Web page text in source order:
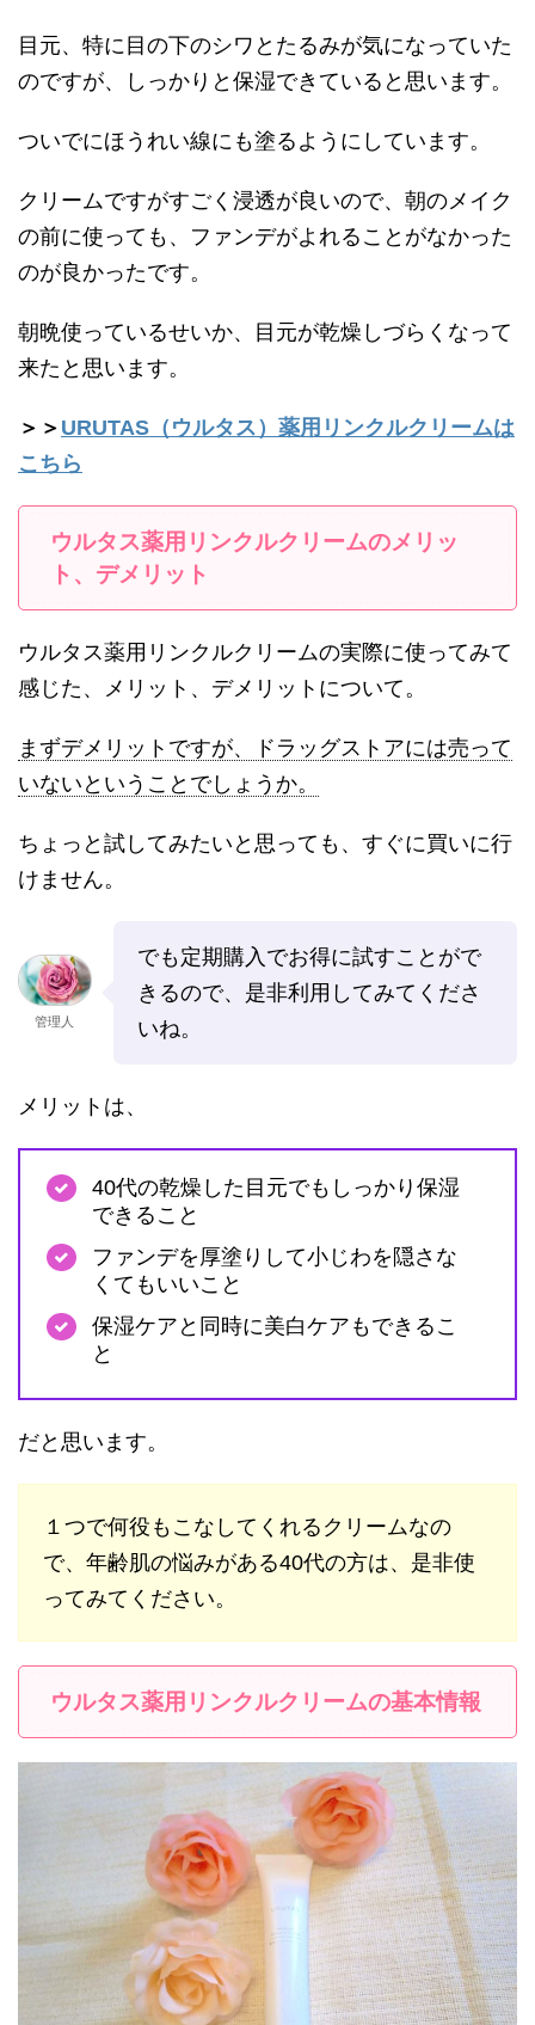
目元、特に目の下のシワとたるみが気になっていた
のですが、しっかりと保湿できていると思います。
ついでにほうれい線にも塗るようにしています。
クリームですがすごく浸透が良いので、朝のメイク
の前に使っても、ファンデがよれることがなかった
のが良かったです。
朝晩使っているせいか、目元が乾燥しづらくなって
来たと思います。
＞＞ URUTAS（ウルタス）薬用リンクルクリームは
こちら
ウルタス薬用リンクルクリームのメリッ
ト、デメリット
ウルタス薬用リンクルクリームの実際に使ってみて
感じた、メリット、デメリットについて。
まずデメリットですが、ドラッグストアには売って
いないということでしょうか。
ちょっと試してみたいと思っても、すぐに買いに行
けません。
管理人
でも定期購入でお得に試すことがで
きるので、是非利用してみてくださ
いね。
メリットは、
40代の乾燥した目元でもしっかり保湿
できること
ファンデを厚塗りして小じわを隠さな
くてもいいこと
保湿ケアと同時に美白ケアもできるこ
と
だと思います。
１つで何役もこなしてくれるクリームなの
で、年齢肌の悩みがある40代の方は、是非使
ってみてください。
ウルタス薬用リンクルクリームの基本情報